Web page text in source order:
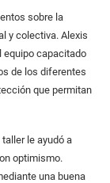
sobre la
y colectiva. Alexis
equipo capacitado
de los diferentes
que permitan
le ayudó a
optimismo.
una buena